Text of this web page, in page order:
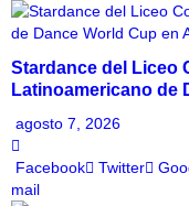
Stardance del Liceo
Latinoamericano de
agosto 7, 2026
Facebook Twitter
mail